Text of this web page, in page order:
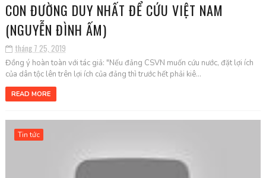
CON ĐƯỜNG DUY NHẤT ĐỂ CỨU VIỆT NAM
(NGUYỄN ĐÌNH ẤM)
tháng 7 25, 2019
Đồng ý hoàn toàn với tác giả: "Nếu đảng CSVN muốn cứu nước, đặt lợi ích
của dân tộc lên trên lợi ích của đảng thì trước hết phải kiê...
READ MORE
Tin tức